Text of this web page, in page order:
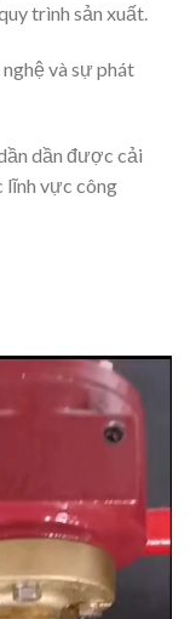
trình sản xuất.
và sự phát
dần được cải
lĩnh vực công